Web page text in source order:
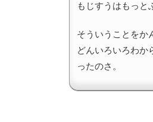
もじすうはもっと
そういうことをか
どんいろいろわか
ったのさ。